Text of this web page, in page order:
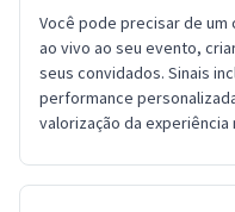
Você pode precisar de um
ao vivo ao seu evento,
seus convidados. Sinais
performance
valorização da experiência